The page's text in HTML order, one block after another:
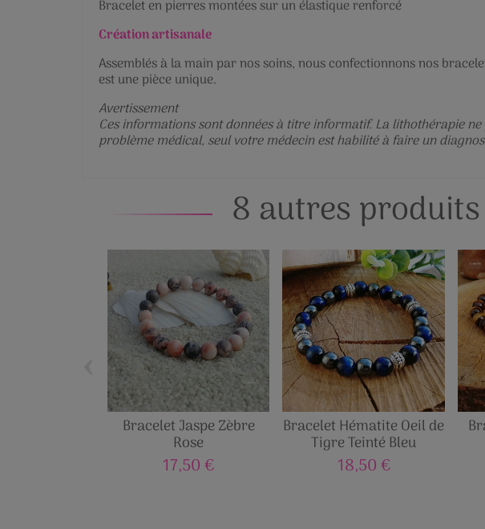
Bracelet en pierres montées sur un élastique renforcé
Création artisanale
Assemblés à la main par nos soins, nous confectionnons nos
est une pièce unique.
Avertissement
Ces informations sont données à titre informatif. La lithothérapie
problème médical, seul votre médecin est habilité à faire un
8 autres
Bracelet Jaspe Zèbre
Rose
17,50 €
Bracelet Hématite Oeil de
Tigre Teinté Bleu
18,50 €